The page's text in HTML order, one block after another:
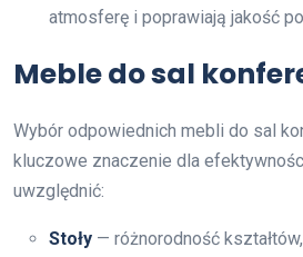
atmosferę i poprawiają jakość
Meble do sal
Wybór odpowiednich mebli do sal
kluczowe znaczenie dla
uwzględnić:
Stoły — różnorodność